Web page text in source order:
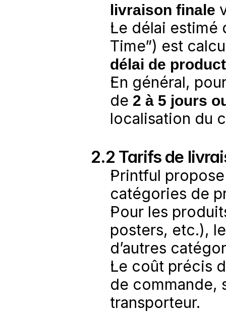
livraison finale
Le délai estimé
Time”) est
délai de
En général,
de 2 à 5 jours
localisation du
2.2 Tarifs de
Printful
catégories de
Pour les
posters, etc.),
d’autres
Le coût précis
de commande,
transporteur.